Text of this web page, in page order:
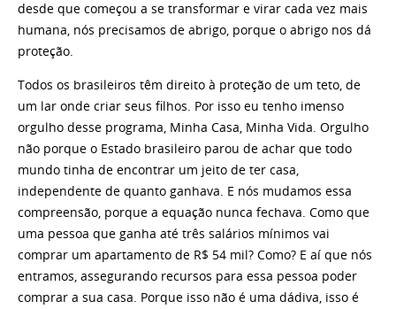
desde que começou a se transformar e virar cada vez mais
humana, nós precisamos de abrigo, porque o abrigo nos dá
proteção.
Todos os brasileiros têm direito à proteção de um teto, de
um lar onde criar seus filhos. Por isso eu tenho imenso
orgulho desse programa, Minha Casa, Minha Vida. Orgulho
não porque o Estado brasileiro parou de achar que todo
mundo tinha de encontrar um jeito de ter casa,
independente de quanto ganhava. E nós mudamos essa
compreensão, porque a equação nunca fechava. Como que
uma pessoa que ganha até três salários mínimos vai
comprar um apartamento de R$ 54 mil? Como? E aí que nós
entramos, assegurando recursos para essa pessoa poder
comprar a sua casa. Porque isso não é uma dádiva, isso é